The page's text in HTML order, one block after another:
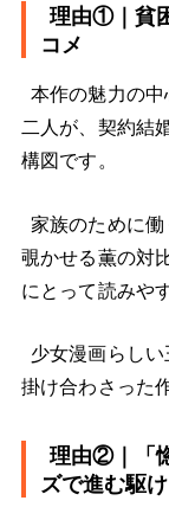
理由①｜貧
コメ
本作の魅力の
二人が、契約結
構図です。
家族のために
覗かせる薫の対
にとって読みや
少女漫画らし
掛け合わさった
理由②｜「
ズで進む駆